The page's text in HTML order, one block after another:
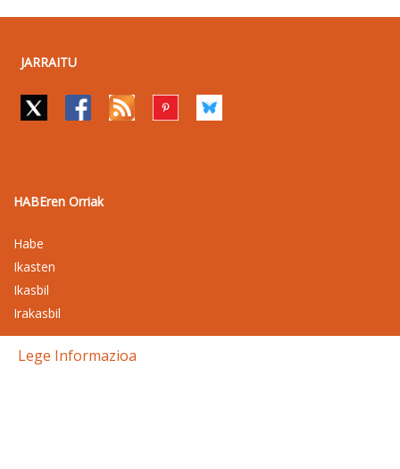
JARRAITU
HABEren Orriak
Habe
Ikasten
Ikasbil
Irakasbil
Lege Informazioa